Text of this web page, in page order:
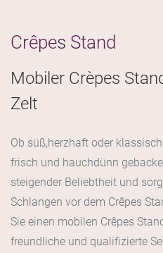
Crêpes Stand
Mobiler Crèpes
Zelt
Ob süß,herzhaft oder
frisch und hauchdünn
steigender Beliebtheit und
Schlangen vor dem Crêpes
Sie einen mobilen Crêpes
freundliche und qualifizierte